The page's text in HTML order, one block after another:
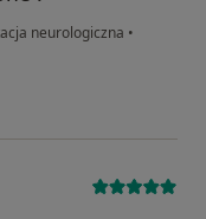
neurologiczna •